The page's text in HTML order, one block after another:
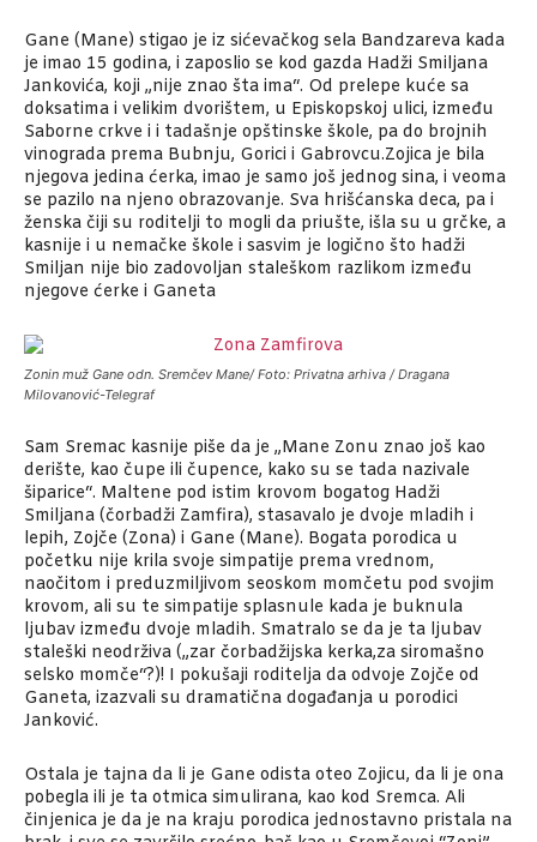
Gane (Mane) stigao je iz sićevačkog sela Bandzareva kada
je imao 15 godina, i zaposlio se kod gazda Hadži Smiljana
Jankovića, koji „nije znao šta ima“. Od prelepe kuće sa
doksatima i velikim dvorištem, u Episkopskoj ulici, između
Saborne crkve i i tadašnje opštinske škole, pa do brojnih
vinograda prema Bubnju, Gorici i Gabrovcu.Zojica je bila
njegova jedina ćerka, imao je samo još jednog sina, i veoma
se pazilo na njeno obrazovanje. Sva hrišćanska deca, pa i
ženska čiji su roditelji to mogli da priušte, išla su u grčke, a
kasnije i u nemačke škole i sasvim je logično što hadži
Smiljan nije bio zadovoljan staleškom razlikom između
njegove ćerke i Ganeta
Zonin muž Gane odn. Sremčev Mane/ Foto: Privatna arhiva / Dragana
Milovanović-Telegraf
Sam Sremac kasnije piše da je „Mane Zonu znao još kao
derište, kao čupe ili čupence, kako su se tada nazivale
šiparice“. Maltene pod istim krovom bogatog Hadži
Smiljana (čorbadži Zamfira), stasavalo je dvoje mladih i
lepih, Zojče (Zona) i Gane (Mane). Bogata porodica u
početku nije krila svoje simpatije prema vrednom,
naočitom i preduzmiljivom seoskom momčetu pod svojim
krovom, ali su te simpatije splasnule kada je buknula
ljubav između dvoje mladih. Smatralo se da je ta ljubav
staleški neodrživa („zar čorbadžijska kerka,za siromašno
selsko momče“?)! I pokušaji roditelja da odvoje Zojče od
Ganeta, izazvali su dramatična događanja u porodici
Janković.
Ostala je tajna da li je Gane odista oteo Zojicu, da li je ona
pobegla ili je ta otmica simulirana, kao kod Sremca. Ali
činjenica je da je na kraju porodica jednostavno pristala na